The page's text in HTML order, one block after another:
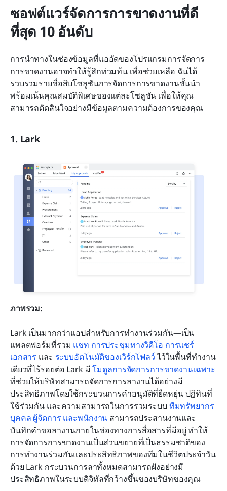
ซอฟต์แวร์จัดการการขาดงานที่ดี
ที่สุด 10 อันดับ
การนำทางในช่องข้อมูลที่แออัดของโปรแกรมการจัดการ
การขาดงานอาจทำให้รู้สึกท่วมท้น เพื่อช่วยเหลือ ฉันได้
รวบรวมรายชื่อสิบโซลูชันการจัดการการขาดงานชั้นนำ
พร้อมเน้นคุณสมบัติพิเศษของแต่ละโซลูชัน เพื่อให้คุณ
สามารถตัดสินใจอย่างมีข้อมูลตามความต้องการของคุณ
1. Lark
ภาพรวม:
Lark เป็นมากกว่าแอปสำหรับการทำงานร่วมกัน—เป็น
แพลตฟอร์มที่รวม แชท การประชุมทางวิดีโอ การแชร์
เอกสาร และ ระบบอัตโนมัติของเวิร์กโฟลว์ ไว้ในพื้นที่ทำงาน
เดียวที่ไร้รอยต่อ Lark มี โมดูลการจัดการการขาดงานเฉพาะ
ที่ช่วยให้บริษัทสามารถจัดการการลางานได้อย่างมี
ประสิทธิภาพโดยใช้กระบวนการคำอนุมัติที่ยืดหยุ่น ปฏิทินที่
ใช้ร่วมกัน และความสามารถในการรวมระบบ ทีมทรัพยากร
บุคคล ผู้จัดการ และพนักงาน สามารถประสานงานและ
บันทึกคำขอลางานภายในช่องทางการสื่อสารที่มีอยู่ ทำให้
การจัดการการขาดงานเป็นส่วนขยายที่เป็นธรรมชาติของ
การทำงานร่วมกันและประสิทธิภาพของทีมในชีวิตประจำวัน
ด้วย Lark กระบวนการลาทั้งหมดสามารถฝังอย่างมี
ประสิทธิภาพในระบบดิจิทัลที่กว้างขึ้นของบริษัทของคุณ